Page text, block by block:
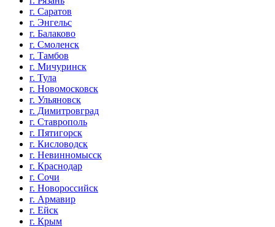
г. Саратов
г. Энгельс
г. Балаково
г. Смоленск
г. Тамбов
г. Мичуринск
г. Тула
г. Новомосковск
г. Ульяновск
г. Димитровград
г. Ставрополь
г. Пятигорск
г. Кисловодск
г. Невинномысск
г. Краснодар
г. Сочи
г. Новороссийск
г. Армавир
г. Ейск
г. Крым